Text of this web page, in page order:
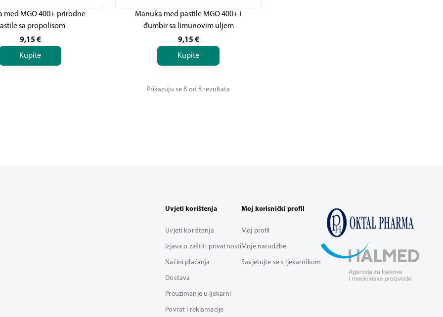
med MGO 400+ prirodne
sa propolisom
9,15 €
Kupite
Manuka med pastile MGO 400+ i
đumbir sa limunovim uljem
9,15 €
Kupite
Prikazuju se 8 od 8 rezultata
Uvjeti korištenja
Uvjeti korištenja
Izjava o zaštiti privatnosti
Načini plaćanja
Dostava
Preuzimanje u ljekarni
Povrat i reklamacije
Moj korisnički profil
Moj profil
Moje narudžbe
Savjetujte se s ljekarnikom